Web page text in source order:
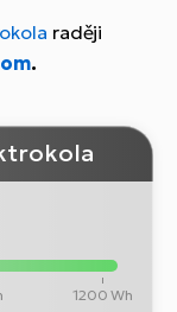
raději
.
1200 Wh